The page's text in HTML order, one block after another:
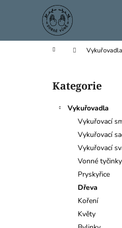
Domů Vykuřovadla
Přeskočit
kategorie
Kategorie
Vykuřovadla
Vykuřovací
Vykuřovací
Vykuřovací
Vonné tyčinky
Pryskyřice
Dřeva
Koření
Květy
í
Zpět
do
Zpět
do
SVĚTLONOŠKA